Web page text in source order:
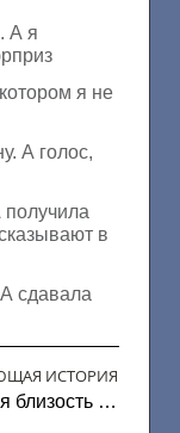
А я
я не
А голос,
в
сдавала
ИСТОРИЯ
Случайная близость с сестрой и её подругой